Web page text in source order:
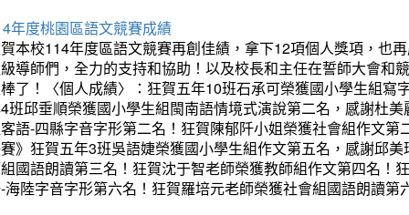
年度桃園區語文競賽成績
本校114年度區語文競賽再創佳績，拿下12項個人獎項，也
導師們，全力的支持和協助！以及校長和主任在誓師大會和
了！〈個人成績〉：狂賀五年10班石承可榮獲國小學生組
班邱垂順榮獲國小學生組閩南語情境式演說第二名，感謝杜
語-四縣字音字形第二名！狂賀陳郁阡小姐榮獲社會組作文
》狂賀五年3班吳語婕榮獲國小學生組作文第五名，感謝邱
國語朗讀第三名！狂賀沈于智老師榮獲教師組作文第四名！
海陸字音字形第六名！狂賀羅培元老師榮獲社會組國語朗讀